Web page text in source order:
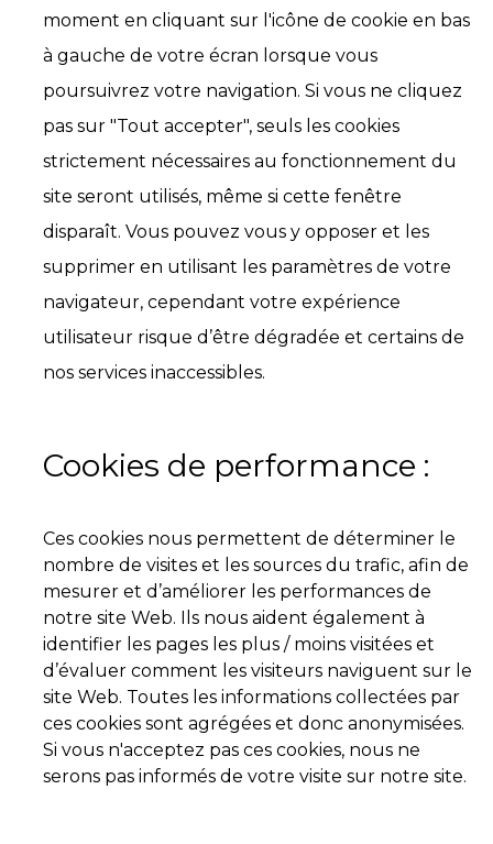
moment en cliquant sur l'icône de cookie en bas
à gauche de votre écran lorsque vous
poursuivrez votre navigation. Si vous ne cliquez
pas sur "Tout accepter", seuls les cookies
strictement nécessaires au fonctionnement du
site seront utilisés, même si cette fenêtre
disparaît. Vous pouvez vous y opposer et les
supprimer en utilisant les paramètres de votre
navigateur, cependant votre expérience
utilisateur risque d’être dégradée et certains de
nos services inaccessibles.
Cookies de performance :
Ces cookies nous permettent de déterminer le
nombre de visites et les sources du trafic, afin de
mesurer et d’améliorer les performances de
notre site Web. Ils nous aident également à
identifier les pages les plus / moins visitées et
d’évaluer comment les visiteurs naviguent sur le
site Web. Toutes les informations collectées par
ces cookies sont agrégées et donc anonymisées.
Si vous n'acceptez pas ces cookies, nous ne
serons pas informés de votre visite sur notre site.